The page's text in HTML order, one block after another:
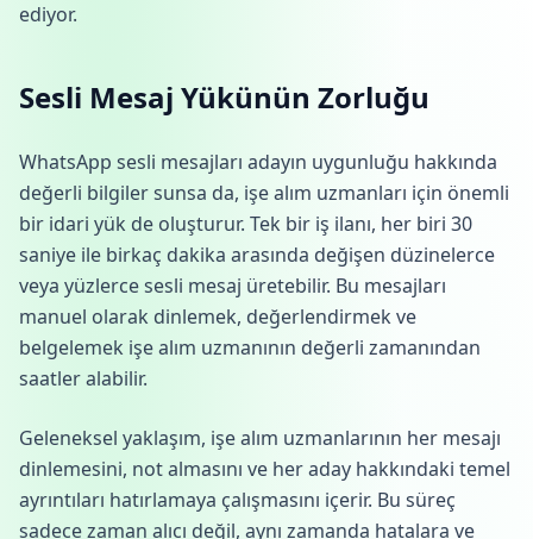
ediyor.
Sesli Mesaj Yükünün Zorluğu
WhatsApp sesli mesajları adayın uygunluğu hakkında
değerli bilgiler sunsa da, işe alım uzmanları için önemli
bir idari yük de oluşturur. Tek bir iş ilanı, her biri 30
saniye ile birkaç dakika arasında değişen düzinelerce
veya yüzlerce sesli mesaj üretebilir. Bu mesajları
manuel olarak dinlemek, değerlendirmek ve
belgelemek işe alım uzmanının değerli zamanından
saatler alabilir.
Geleneksel yaklaşım, işe alım uzmanlarının her mesajı
dinlemesini, not almasını ve her aday hakkındaki temel
ayrıntıları hatırlamaya çalışmasını içerir. Bu süreç
sadece zaman alıcı değil, aynı zamanda hatalara ve